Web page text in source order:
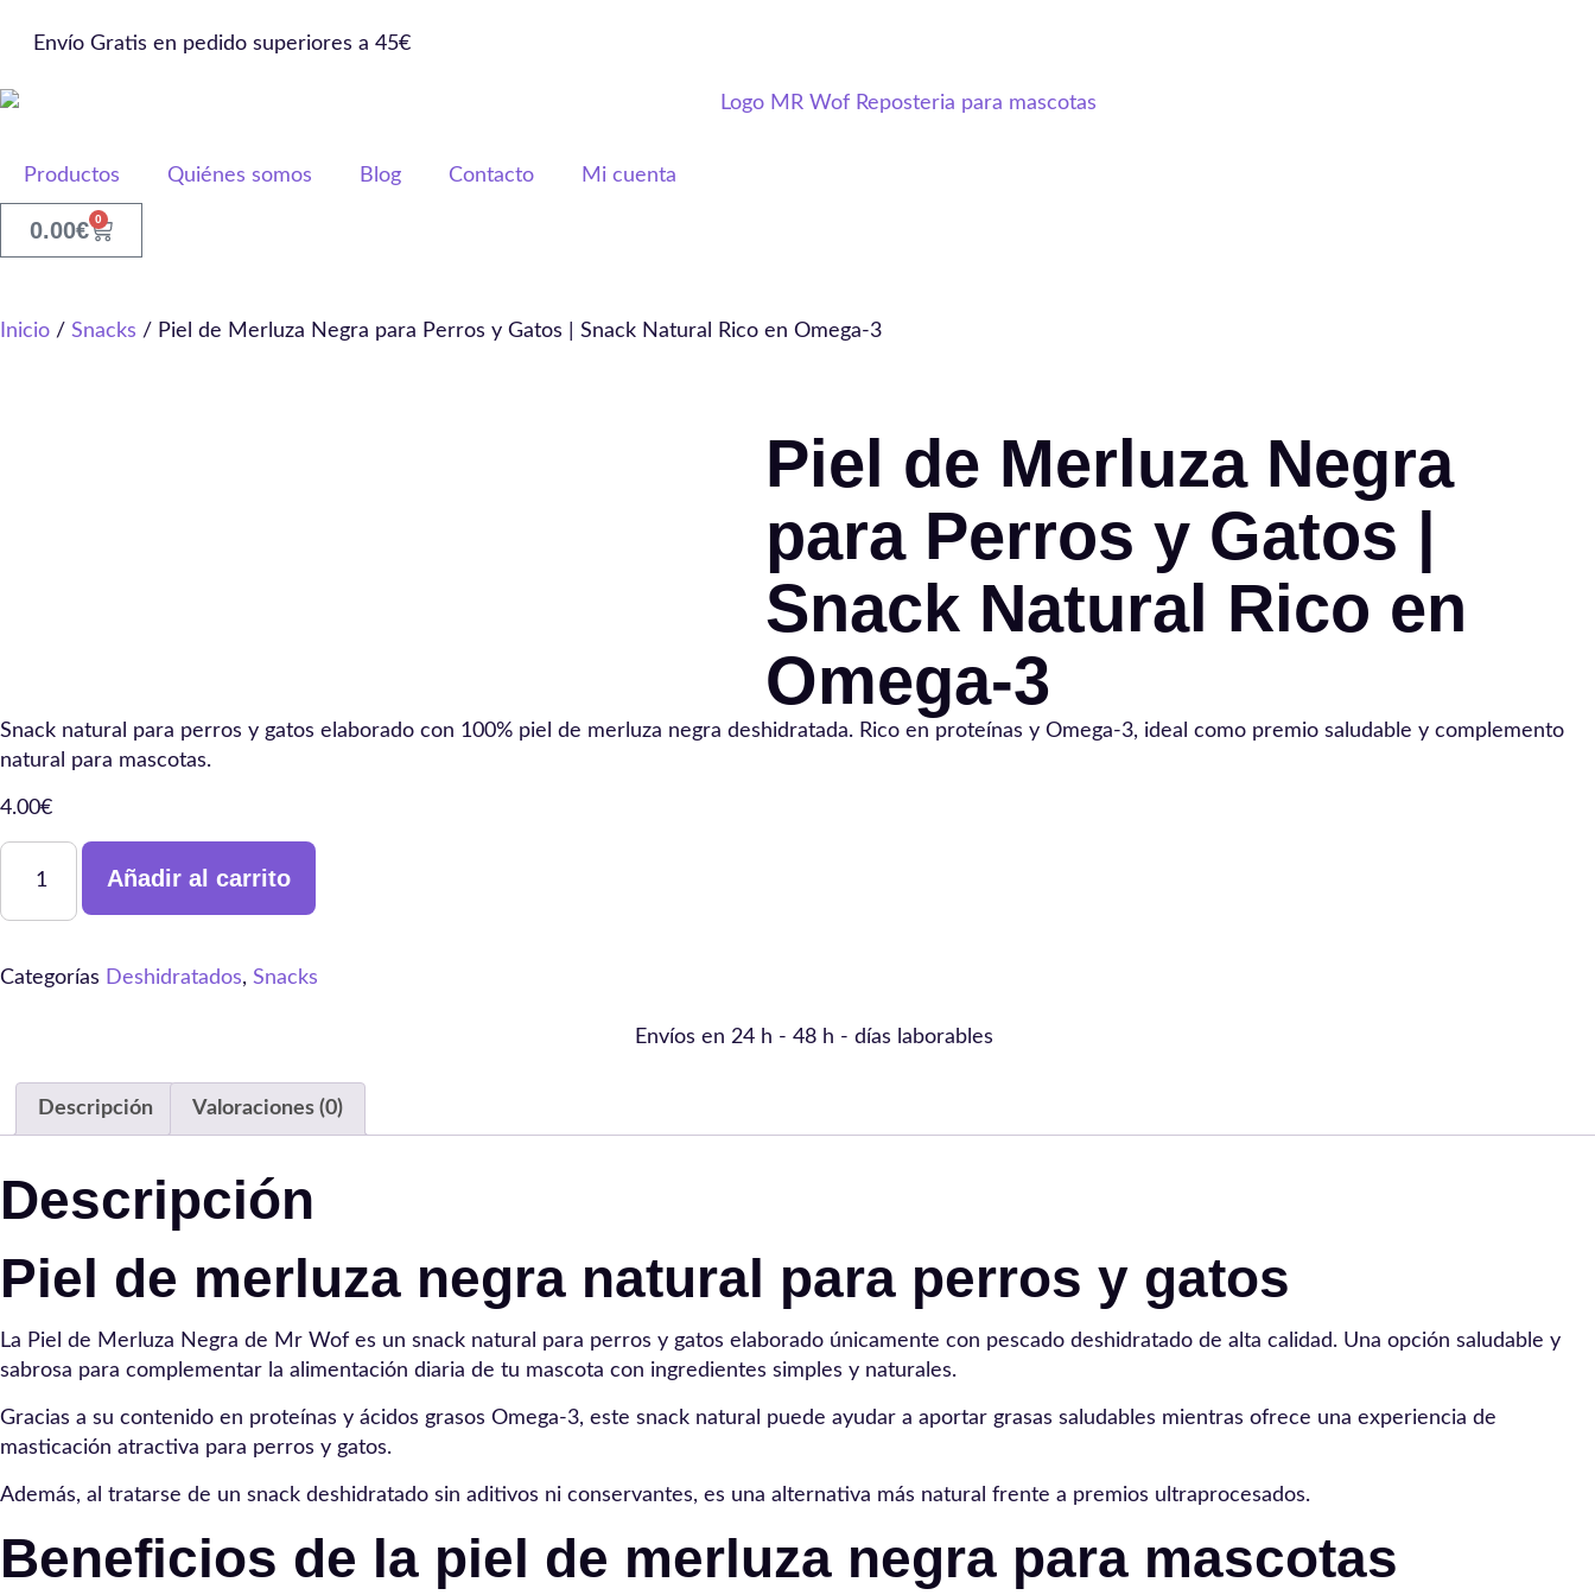
Envío Gratis en pedido superiores a 45€
Productos Quiénes somos Blog Contacto Mi cuenta
0.00€ 0
Inicio / Snacks / Piel de Merluza Negra para Perros y Gatos | Snack Natural Rico en Omega-3
Piel de Merluza Negra
para Perros y Gatos |
Snack Natural Rico en
Omega-3
Snack natural para perros y gatos elaborado con 100% piel de merluza negra deshidratada. Rico en proteínas y Omega-3, ideal como premio saludable y complemento
natural para mascotas.
4.00€
Añadir al carrito
Categorías Deshidratados, Snacks
Envíos en 24 h - 48 h - días laborables
Descripción Valoraciones (0)
Descripción
Piel de merluza negra natural para perros y gatos
La Piel de Merluza Negra de Mr Wof es un snack natural para perros y gatos elaborado únicamente con pescado deshidratado de alta calidad. Una opción saludable y
sabrosa para complementar la alimentación diaria de tu mascota con ingredientes simples y naturales.
Gracias a su contenido en proteínas y ácidos grasos Omega-3, este snack natural puede ayudar a aportar grasas saludables mientras ofrece una experiencia de
masticación atractiva para perros y gatos.
Además, al tratarse de un snack deshidratado sin aditivos ni conservantes, es una alternativa más natural frente a premios ultraprocesados.
Beneficios de la piel de merluza negra para mascotas